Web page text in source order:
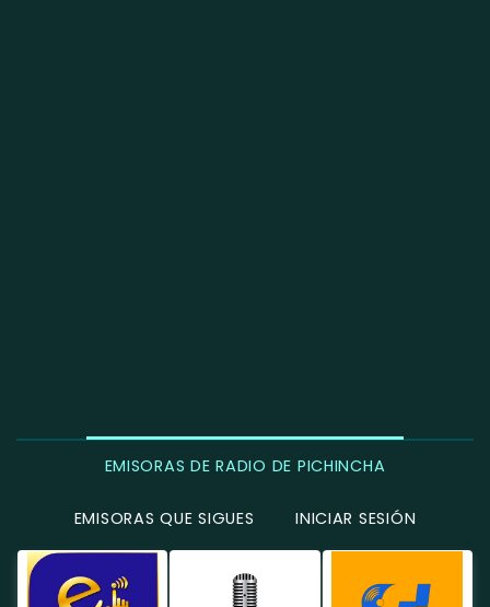
EMISORAS DE RADIO DE PICHINCHA
EMISORAS QUE SIGUES INICIAR SESIÓN